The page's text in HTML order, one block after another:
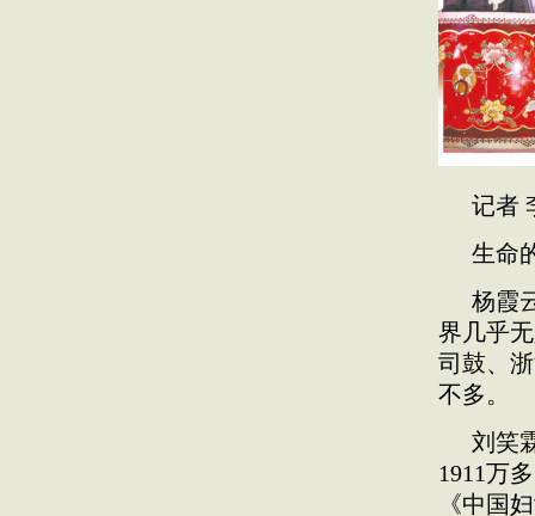
记者
生命
杨霞
界几乎
司鼓、
不多。
刘笑
1911万
《中国